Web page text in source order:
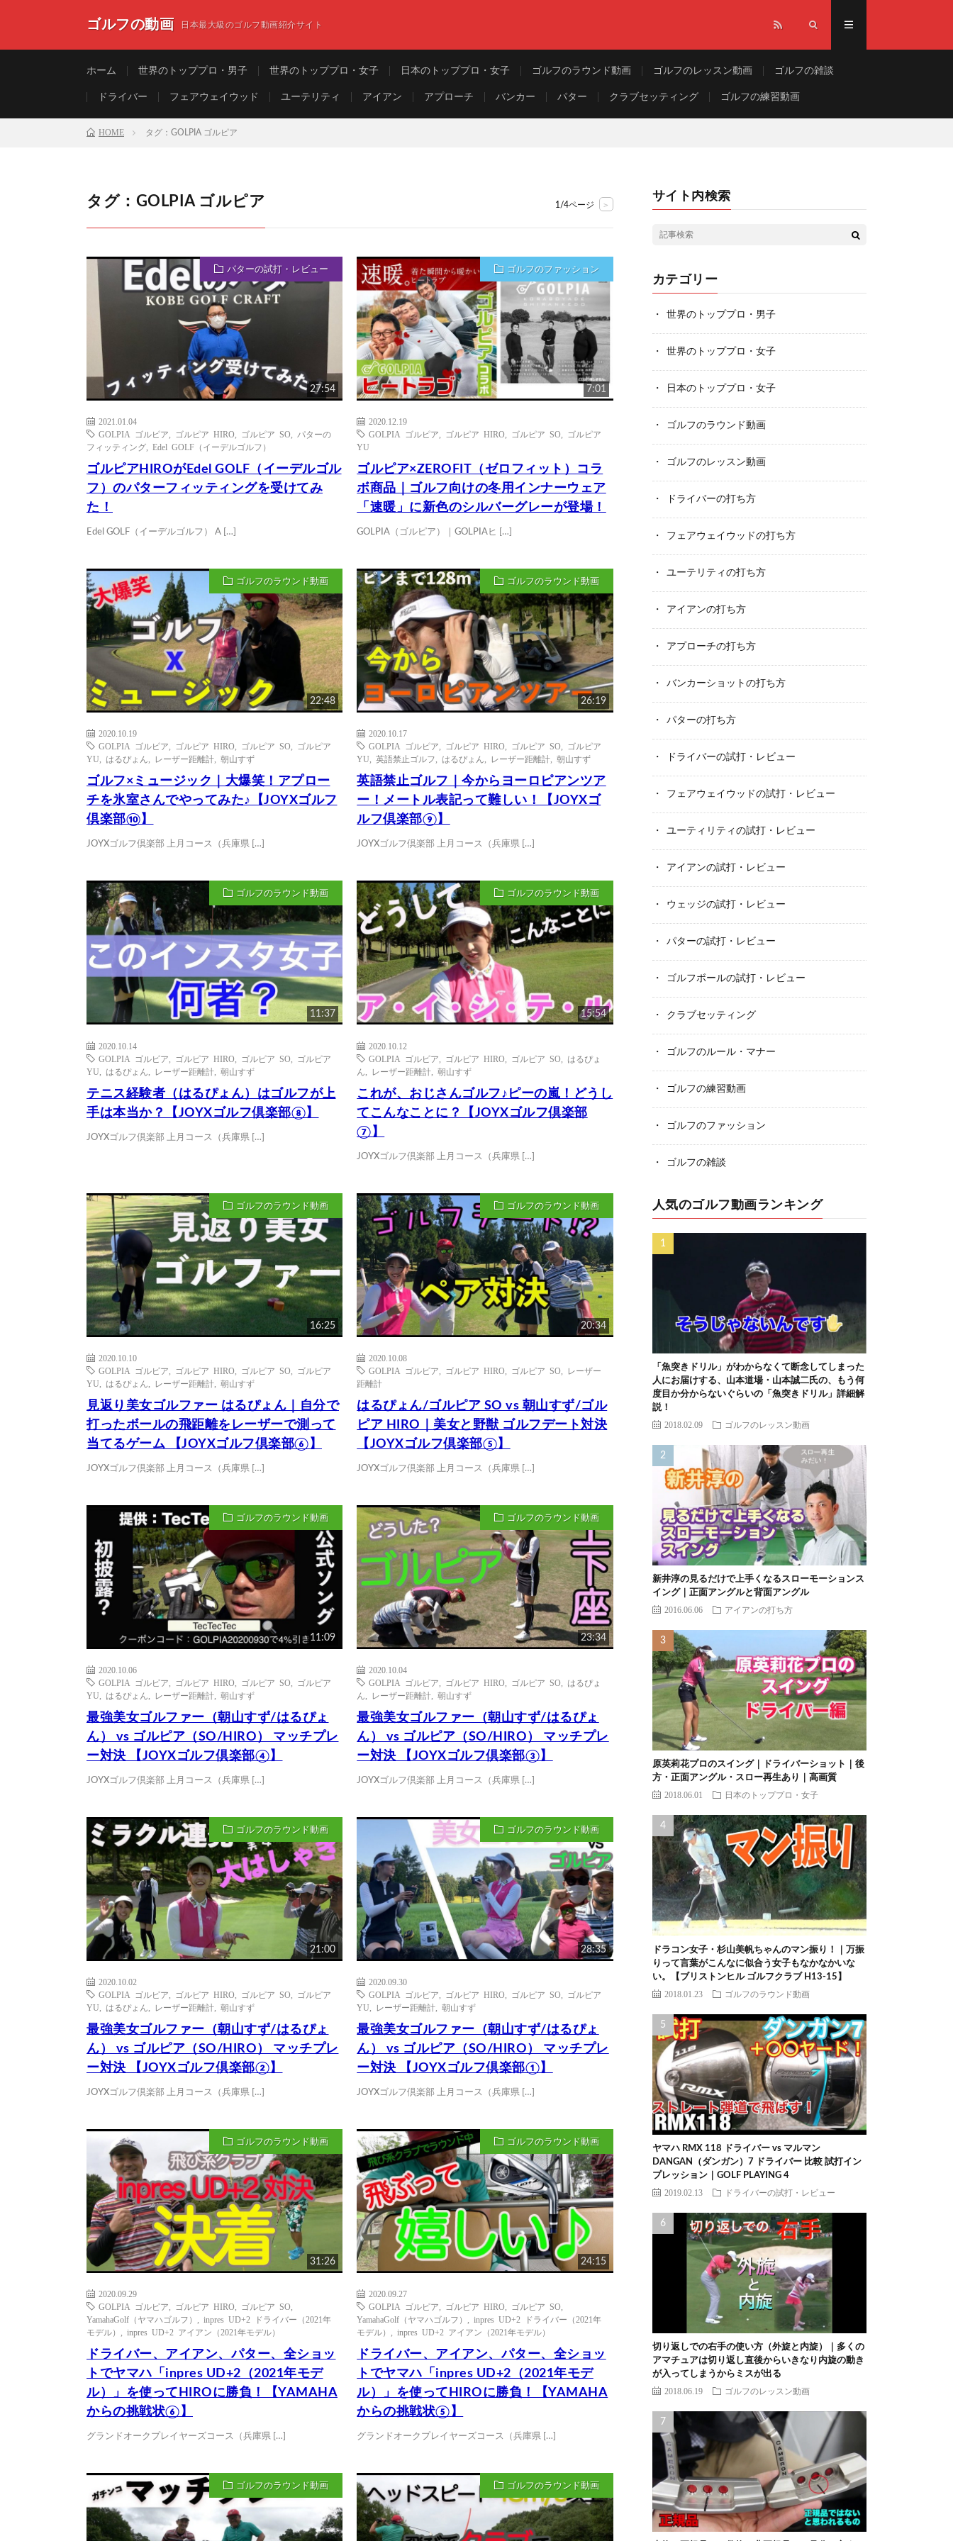
ゴルフの動画 日本最大級のゴルフ動画紹介サイト
ホーム 世界のトッププロ・男子 世界のトッププロ・女子 日本のトッププロ・女子 ゴルフのラウンド動画 ゴルフのレッスン動画 ゴルフの雑談
ドライバー フェアウェイウッド ユーテリティ アイアン アプローチ バンカー パター クラブセッティング ゴルフの練習動画
HOME タグ：GOLPIA ゴルピア
タグ：GOLPIA ゴルピア 1/4ページ >
パターの試打・レビュー
27:54
2021.01.04
GOLPIA ゴルピア
ゴルピア HIRO ゴルピア SO
パターの
フィッティング
Edel GOLF（イーデルゴルフ）
ゴルピアHIROがEdel GOLF（イーデルゴル
フ）のパターフィッティングを受けてみ
た！
Edel GOLF（イーデルゴルフ） A […]
ゴルフのファッション
7:01
2020.12.19
GOLPIA ゴルピア
ゴルピア HIRO ゴルピア SO
ゴルピア
YU
ゴルピア×ZEROFIT（ゼロフィット）コラ
ボ商品｜ゴルフ向けの冬用インナーウェア
「速暖」に新色のシルバーグレーが登場！
GOLPIA（ゴルピア）｜GOLPIAヒ […]
ゴルフのラウンド動画
22:48
2020.10.19
GOLPIA ゴルピア
ゴルピア HIRO ゴルピア SO
ゴルピア
YU
はるぴょん レーザー距離計 朝山すず
ゴルフ×ミュージック｜大爆笑！アプロー
チを氷室さんでやってみた♪【JOYXゴルフ
倶楽部⑩】
JOYXゴルフ倶楽部 上月コース（兵庫県 […]
ゴルフのラウンド動画
26:19
2020.10.17
GOLPIA ゴルピア
ゴルピア HIRO ゴルピア SO
ゴルピア
YU
,英語禁止ゴルフ はるぴょん レーザー距離計 ,朝山すず
英語禁止ゴルフ｜今からヨーロピアンツア
ー！メートル表記って難しい！【JOYXゴ
ルフ倶楽部⑨】
JOYXゴルフ倶楽部 上月コース（兵庫県 […]
ゴルフのラウンド動画
11:37
2020.10.14
GOLPIA ゴルピア
ゴルピア HIRO ゴルピア SO
ゴルピア
YU
はるぴょん レーザー距離計 朝山すず
テニス経験者（はるぴょん）はゴルフが上
手は本当か？【JOYXゴルフ倶楽部⑧】
JOYXゴルフ倶楽部 上月コース（兵庫県 […]
ゴルフのラウンド動画
15:54
2020.10.12
GOLPIA ゴルピア
ゴルピア HIRO ゴルピア SO
はるぴょ
ん
レーザー距離計 ,朝山すず
これが、おじさんゴルフ♪ピーの嵐！どうし
てこんなことに？【JOYXゴルフ倶楽部
⑦】
JOYXゴルフ倶楽部 上月コース（兵庫県 […]
ゴルフのラウンド動画
16:25
2020.10.10
GOLPIA ゴルピア
ゴルピア HIRO ゴルピア SO
ゴルピア
YU
はるぴょん レーザー距離計 朝山すず
見返り美女ゴルファー はるぴょん｜自分で
打ったボールの飛距離をレーザーで測って
当てるゲーム 【JOYXゴルフ倶楽部⑥】
JOYXゴルフ倶楽部 上月コース（兵庫県 […]
ゴルフのラウンド動画
20:34
2020.10.08
GOLPIA ゴルピア
ゴルピア HIRO ゴルピア SO
レーザー
距離計
はるぴょん/ゴルピア SO vs 朝山すず/ゴル
ピア HIRO｜美女と野獣 ゴルフデート対決
【JOYXゴルフ倶楽部⑤】
JOYXゴルフ倶楽部 上月コース（兵庫県 […]
ゴルフのラウンド動画
11:09
2020.10.06
GOLPIA ゴルピア
ゴルピア HIRO ゴルピア SO
ゴルピア
YU
はるぴょん レーザー距離計 朝山すず
最強美女ゴルファー（朝山すず/はるぴょ
ん） vs ゴルピア（SO/HIRO） マッチプレ
ー対決 【JOYXゴルフ倶楽部④】
JOYXゴルフ倶楽部 上月コース（兵庫県 […]
ゴルフのラウンド動画
23:34
2020.10.04
GOLPIA ゴルピア
ゴルピア HIRO ゴルピア SO
はるぴょ
ん
レーザー距離計 ,朝山すず
最強美女ゴルファー（朝山すず/はるぴょ
ん） vs ゴルピア（SO/HIRO） マッチプレ
ー対決 【JOYXゴルフ倶楽部③】
JOYXゴルフ倶楽部 上月コース（兵庫県 […]
ゴルフのラウンド動画
21:00
2020.10.02
GOLPIA ゴルピア
ゴルピア HIRO ゴルピア SO
ゴルピア
YU
はるぴょん レーザー距離計 朝山すず
最強美女ゴルファー（朝山すず/はるぴょ
ん） vs ゴルピア（SO/HIRO） マッチプレ
ー対決 【JOYXゴルフ倶楽部②】
JOYXゴルフ倶楽部 上月コース（兵庫県 […]
ゴルフのラウンド動画
28:35
2020.09.30
GOLPIA ゴルピア
ゴルピア HIRO ゴルピア SO
ゴルピア
YU
レーザー距離計 ,朝山すず
最強美女ゴルファー（朝山すず/はるぴょ
ん） vs ゴルピア（SO/HIRO） マッチプレ
ー対決 【JOYXゴルフ倶楽部①】
JOYXゴルフ倶楽部 上月コース（兵庫県 […]
ゴルフのラウンド動画
31:26
2020.09.29
GOLPIA ゴルピア
ゴルピア HIRO ゴルピア SO
YamahaGolf（ヤマハゴルフ）
inpres UD+2 ドライバー（2021年
モデル）
inpres UD+2 アイアン（2021年モデル）
ドライバー、アイアン、パター、全ショッ
トでヤマハ「inpres UD+2（2021年モデ
ル）」を使ってHIROに勝負！【YAMAHA
からの挑戦状⑥】
グランドオークプレイヤーズコース（兵庫県 […]
ゴルフのラウンド動画
24:15
2020.09.27
GOLPIA ゴルピア
ゴルピア HIRO ゴルピア SO
YamahaGolf（ヤマハゴルフ）
,inpres UD+2 ドライバー（2021年
モデル）
,inpres UD+2 アイアン（2021年モデル）
ドライバー、アイアン、パター、全ショッ
トでヤマハ「inpres UD+2（2021年モデ
ル）」を使ってHIROに勝負！【YAMAHA
からの挑戦状⑤】
グランドオークプレイヤーズコース（兵庫県 […]
ゴルフのラウンド動画 ゴルフのラウンド動画
サイト内検索
カテゴリー
世界のトッププロ・男子
世界のトッププロ・女子
日本のトッププロ・女子
ゴルフのラウンド動画
ゴルフのレッスン動画
ドライバーの打ち方
フェアウェイウッドの打ち方
ユーテリティの打ち方
アイアンの打ち方
アプローチの打ち方
バンカーショットの打ち方
パターの打ち方
ドライバーの試打・レビュー
フェアウェイウッドの試打・レビュー
ユーティリティの試打・レビュー
アイアンの試打・レビュー
ウェッジの試打・レビュー
パターの試打・レビュー
ゴルフボールの試打・レビュー
クラブセッティング
ゴルフのルール・マナー
ゴルフの練習動画
ゴルフのファッション
ゴルフの雑談
人気のゴルフ動画ランキング
「魚突きドリル」がわからなくて断念してしまった
人にお届けする、山本道場・山本誠二氏の、もう何
度目か分からないぐらいの「魚突きドリル」詳細解
説！
2018.02.09 ゴルフのレッスン動画
新井淳の見るだけで上手くなるスローモーションス
イング｜正面アングルと背面アングル
2016.06.06 アイアンの打ち方
原英莉花プロのスイング｜ドライバーショット｜後
方・正面アングル・スロー再生あり｜高画質
2018.06.01 日本のトッププロ・女子
ドラコン女子・杉山美帆ちゃんのマン振り！｜万振
りって言葉がこんなに似合う女子もなかなかいな
い。【ブリストンヒル ゴルフクラブ H13-15】
2018.01.23 ゴルフのラウンド動画
ヤマハ RMX 118 ドライバー vs マルマン
DANGAN（ダンガン）7 ドライバー 比較 試打イン
プレッション｜GOLF PLAYING 4
2019.02.13 ドライバーの試打・レビュー
切り返しでの右手の使い方（外旋と内旋）｜多くの
アマチュアは切り返し直後からいきなり内旋の動き
が入ってしまうからミスが出る
2018.06.19 ゴルフのレッスン動画